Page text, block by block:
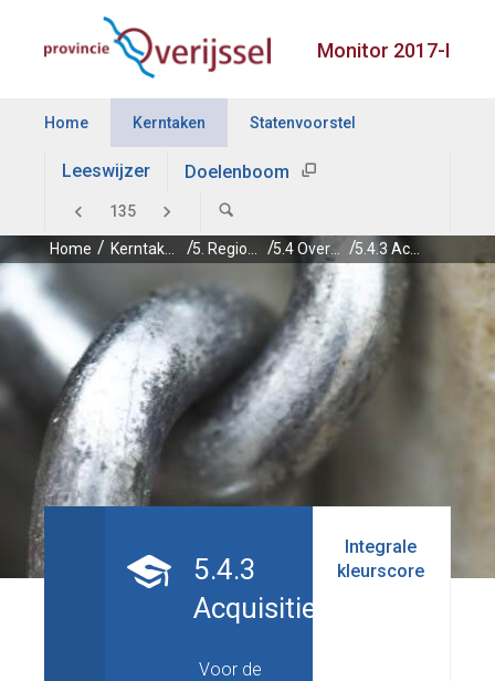
Monitor 2017-I
Home Kerntaken Statenvoorstel
Leeswijzer Doelenboom
Home 5.4.3 Acquisitie
5.4.3
Acquisitie
Voor de
Integrale
kleurscore